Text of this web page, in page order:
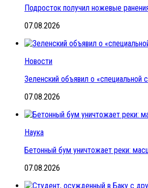
Подросток получил ножевые
07.08.2026
Новости
Зеленский объявил о «специальной
07.08.2026
Наука
Бетонный бум уничтожает реки:
07.08.2026